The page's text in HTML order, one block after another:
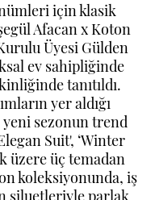
için klasik
Afacan x Koton
Üyesi Gülden
ev sahipliğinde
tanıtıldı.
yer aldığı
yeni sezonun trend
Suit', ‘Winter
üzere üç temadan
koleksiyonunda, iş
siluetleriyle parlak